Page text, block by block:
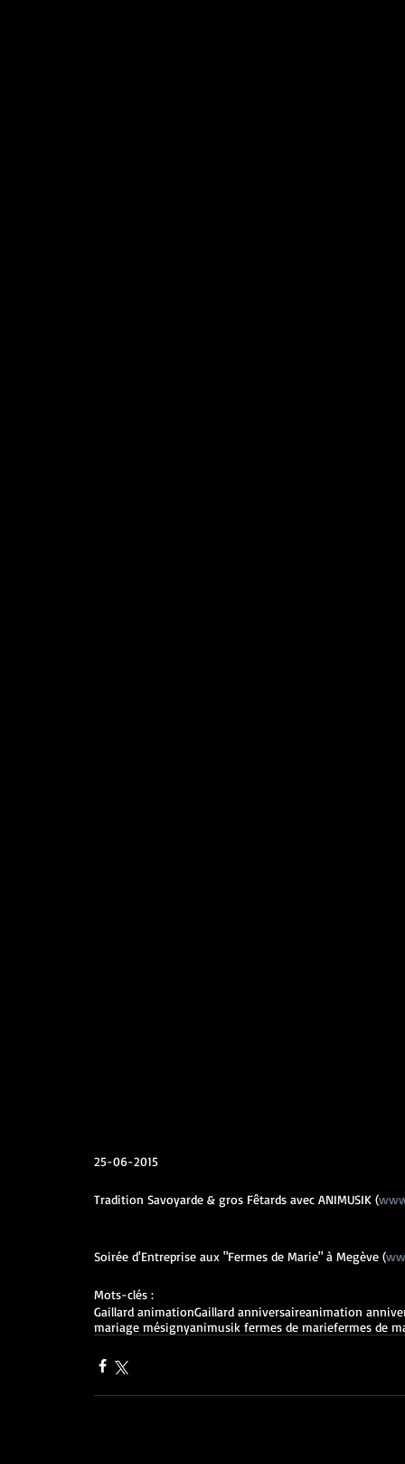
25-06-2015
Tradition Savoyarde & gros Fêtards avec ANIMUSIK (
Soirée d'Entreprise aux "Fermes de Marie" à Megève (
Mots-clés :
Gaillard animationGaillard anniversaireanimation
mariage mésignyanimusik fermes de mariefermes de